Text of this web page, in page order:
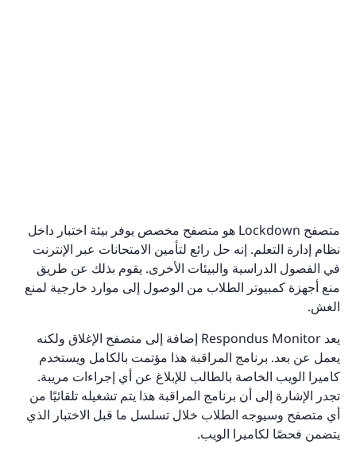
متصفح Lockdown هو متصفح مخصص يوفر بيئة اختبار داخل
نظام إدارة التعلم. إنه حل رائع لتأمين الامتحانات عبر الإنترنت
في الفصول الدراسية والبيئات الأخرى. يقوم بذلك عن طريق
منع أجهزة كمبيوتر الطلاب من الوصول إلى موارد خارجية لمنع
الغش.
يعد Respondus Monitor إضافة إلى متصفح الإغلاق ولكنه
يعمل عن بعد. برنامج المراقبة هذا مؤتمت بالكامل ويستخدم
كاميرا الويب الخاصة بالطالب للإبلاغ عن أي إجراءات مريبة.
تجدر الإشارة إلى أن برنامج المراقبة هذا يتم تشغيله تلقائيًا من
أي متصفح وسيوجه الطلاب خلال تسلسل ما قبل الاختبار الذي
يتضمن فحصًا لكاميرا الويب.